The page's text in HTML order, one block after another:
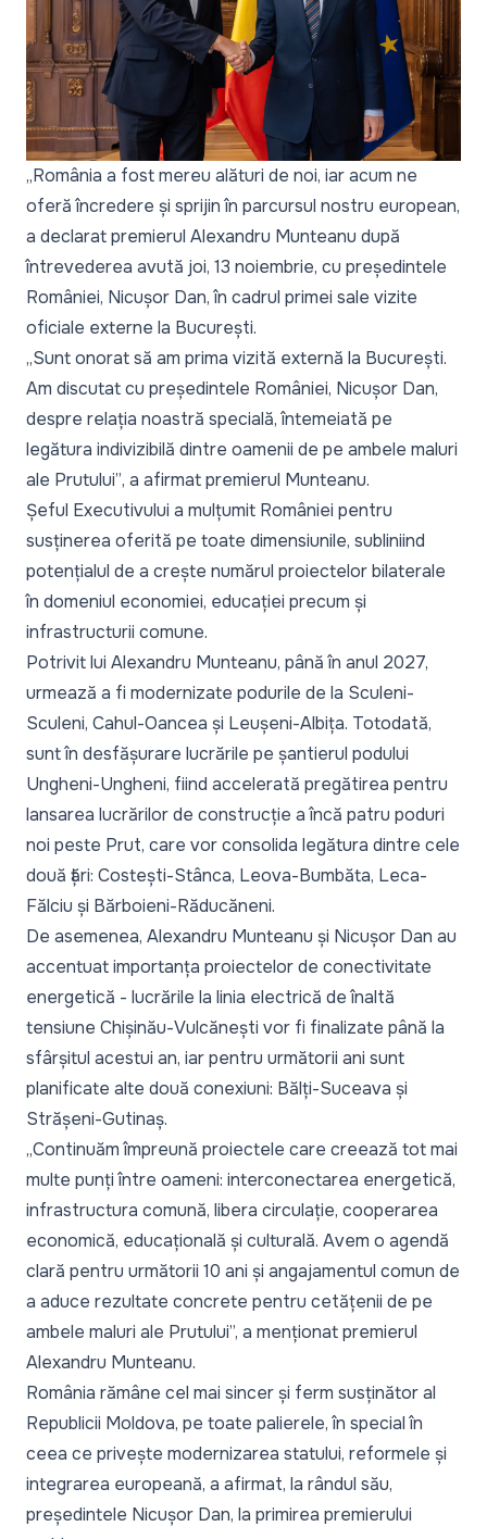
„România a fost mereu alături de noi, iar acum ne
oferă încredere și sprijin în parcursul nostru european,
a declarat premierul Alexandru Munteanu după
întrevederea avută joi, 13 noiembrie, cu președintele
României, Nicușor Dan, în cadrul primei sale vizite
oficiale externe la București.
„Sunt onorat să am prima vizită externă la București.
Am discutat cu președintele României, Nicușor Dan,
despre relația noastră specială, întemeiată pe
legătura indivizibilă dintre oamenii de pe ambele maluri
ale Prutului”, a afirmat premierul Munteanu.
Șeful Executivului a mulțumit României pentru
susținerea oferită pe toate dimensiunile, subliniind
potențialul de a crește numărul proiectelor bilaterale
în domeniul economiei, educației precum și
infrastructurii comune.
Potrivit lui Alexandru Munteanu, până în anul 2027,
urmează a fi modernizate podurile de la Sculeni-
Sculeni, Cahul-Oancea și Leușeni-Albița. Totodată,
sunt în desfășurare lucrările pe șantierul podului
Ungheni-Ungheni, fiind accelerată pregătirea pentru
lansarea lucrărilor de construcție a încă patru poduri
noi peste Prut, care vor consolida legătura dintre cele
două țări: Costești-Stânca, Leova-Bumbăta, Leca-
Fălciu și Bărboieni-Răducăneni.
De asemenea, Alexandru Munteanu și Nicușor Dan au
accentuat importanța proiectelor de conectivitate
energetică - lucrările la linia electrică de înaltă
tensiune Chișinău-Vulcănești vor fi finalizate până la
sfârșitul acestui an, iar pentru următorii ani sunt
planificate alte două conexiuni: Bălți-Suceava și
Strășeni-Gutinaș.
„Continuăm împreună proiectele care creează tot mai
multe punți între oameni: interconectarea energetică,
infrastructura comună, libera circulație, cooperarea
economică, educațională și culturală. Avem o agendă
clară pentru următorii 10 ani și angajamentul comun de
a aduce rezultate concrete pentru cetățenii de pe
ambele maluri ale Prutului”, a menționat premierul
Alexandru Munteanu.
România rămâne cel mai sincer și ferm susținător al
Republicii Moldova, pe toate palierele, în special în
ceea ce privește modernizarea statului, reformele și
integrarea europeană, a afirmat, la rândul său,
președintele Nicușor Dan, la primirea premierului